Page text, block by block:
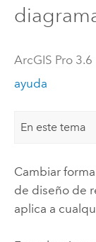
ArcGIS Pro 3.6
ayuda
En este tema
Cambiar
de diseño de
aplica a